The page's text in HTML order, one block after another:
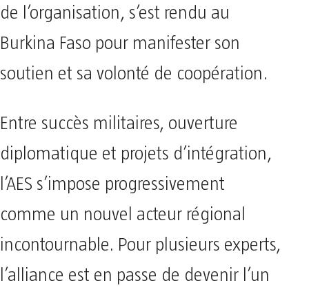
de l’organisation, s’est rendu au
Burkina Faso pour manifester son
soutien et sa volonté de coopération.
Entre succès militaires, ouverture
diplomatique et projets d’intégration,
l’AES s’impose progressivement
comme un nouvel acteur régional
incontournable. Pour plusieurs experts,
l’alliance est en passe de devenir l’un